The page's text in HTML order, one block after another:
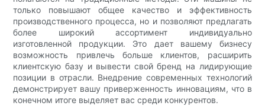
только повышают общее качество и эффективность
производственного процесса, но и позволяют предлагать
более широкий ассортимент индивидуально
изготовленной продукции. Это дает вашему бизнесу
возможность привлечь больше клиентов, расширить
клиентскую базу и вывести свой бренд на лидирующие
позиции в отрасли. Внедрение современных технологий
демонстрирует вашу приверженность инновациям, что в
конечном итоге выделяет вас среди конкурентов.